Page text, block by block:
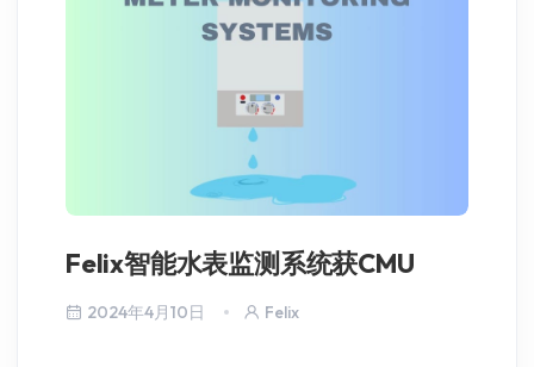
Felix智能水表监测系统获CMU
2024年4月10日 Felix